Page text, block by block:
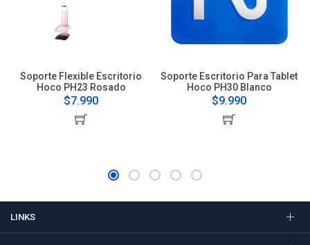
Soporte Flexible Escritorio
Hoco PH23 Rosado
$7.990
Soporte Escritorio Para Tablet
Hoco PH30 Blanco
$9.990
LINKS